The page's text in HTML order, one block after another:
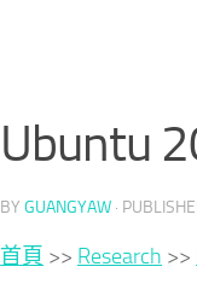
Ubuntu
BY GUANGYAW ·
首頁 >> Research >>